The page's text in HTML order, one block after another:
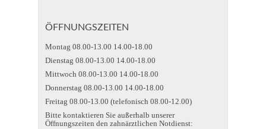
ÖFFNUNGSZEITEN
Montag 08.00-13.00 14.00-18.00
Dienstag 08.00-13.00 14.00-18.00
Mittwoch 08.00-13.00 14.00-18.00
Donnerstag 08.00-13.00 14.00-18.00
Freitag 08.00-13.00 (telefonisch 08.00-12.00)
Bitte kontaktieren Sie außerhalb unserer
Öffnungszeiten den zahnärztlichen Notdienst: